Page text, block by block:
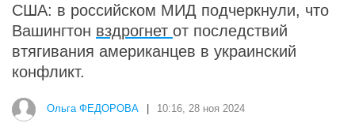
США: в российском МИД подчеркнули, что
Вашингтон вздрогнет от последствий
втягивания американцев в украинский
конфликт.
Ольга ФЕДОРОВА 10:16, 28 ноя 2024